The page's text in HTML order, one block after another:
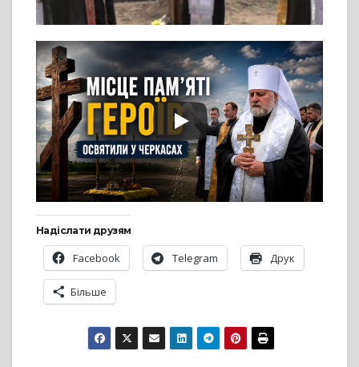
Надіслати друзям
Facebook Telegram Друк
Більше